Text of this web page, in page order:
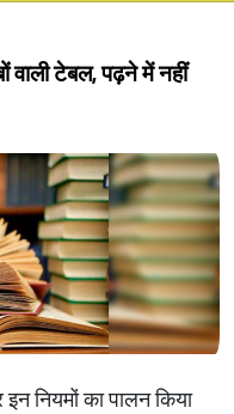
वाली टेबल, पढ़ने में नहीं
नियमों का पालन किया